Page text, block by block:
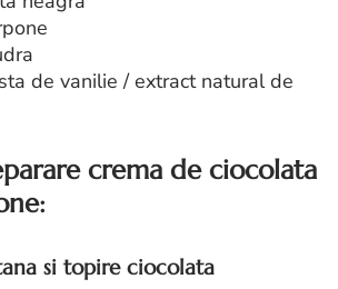
de vanilie / extract natural de
crema de ciocolata
si topire ciocolata